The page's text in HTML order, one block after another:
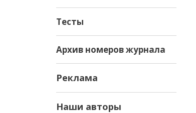
Тесты
Архив номеров журнала
Реклама
Наши авторы